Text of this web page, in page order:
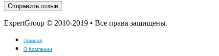
ExpertGroup © 2010-2019 • Все права защищены.
Главная
О Компании